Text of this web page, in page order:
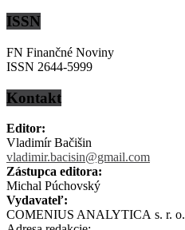
ISSN
FN Finančné Noviny
ISSN 2644-5999
Kontakt
Editor:
Vladimír Bačišin
vladimir.bacisin@gmail.com
Zástupca editora:
Michal Púchovský
Vydavateľ:
COMENIUS ANALYTICA s. r. o.